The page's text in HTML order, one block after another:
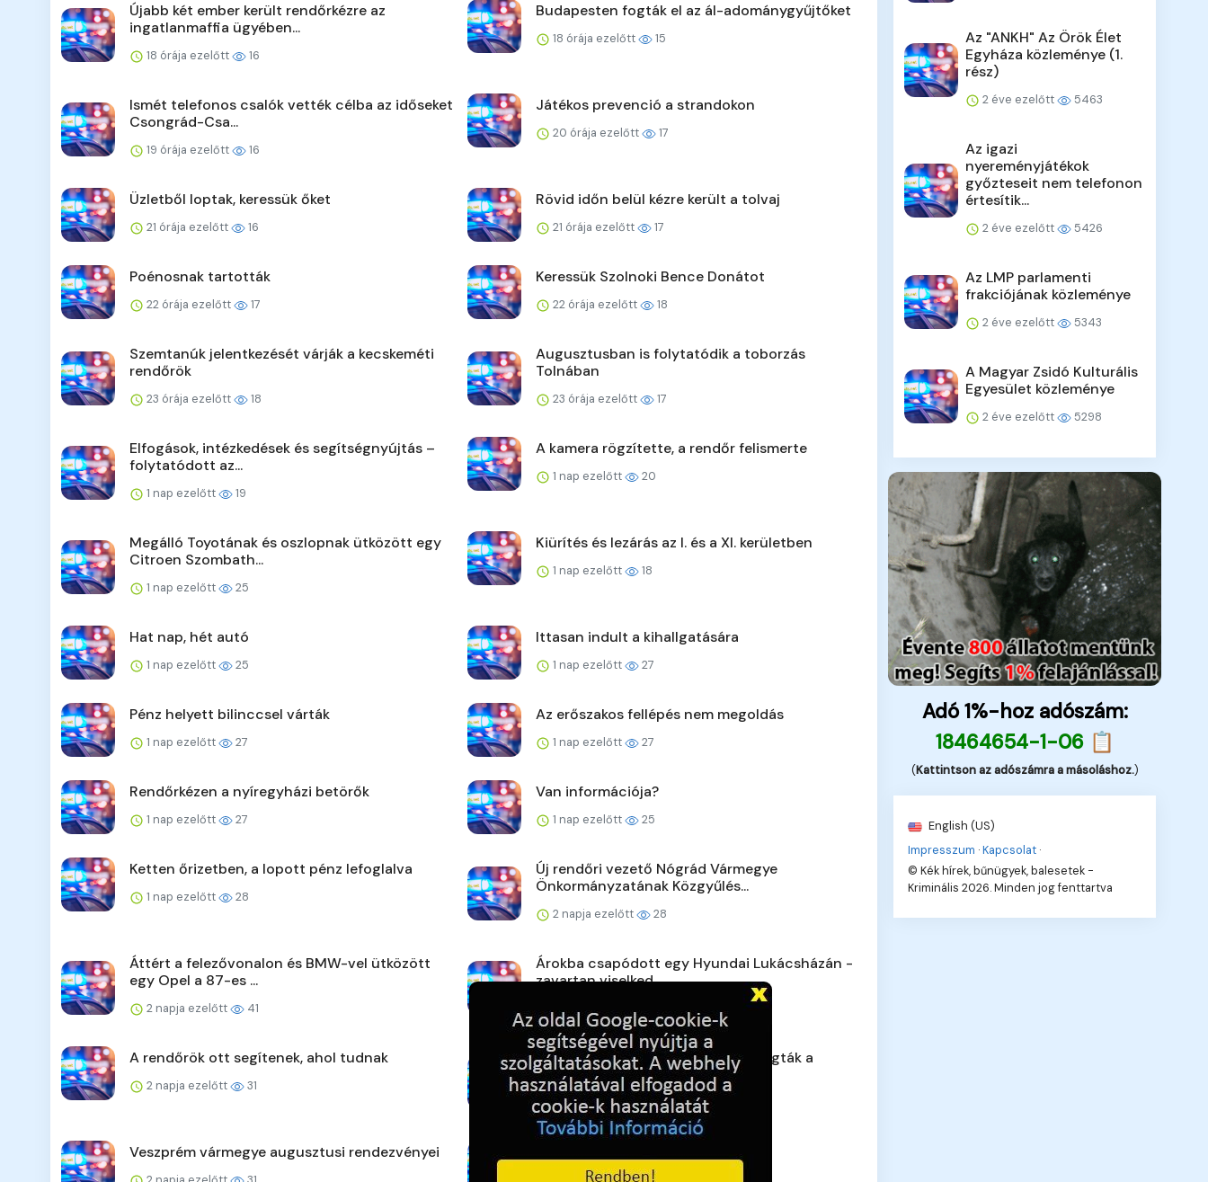
Újabb két ember került rendőrkézre az
ingatlanmaffia ügyében...
18 órája ezelőtt 16
Budapesten fogták el az ál-adománygyűjtőket
18 órája ezelőtt 15
Ismét telefonos csalók vették célba az időseket
Csongrád-Csa...
19 órája ezelőtt 16
Játékos prevenció a strandokon
20 órája ezelőtt 17
Üzletből loptak, keressük őket
21 órája ezelőtt 16
Rövid időn belül kézre került a tolvaj
21 órája ezelőtt 17
Poénosnak tartották
22 órája ezelőtt 17
Keressük Szolnoki Bence Donátot
22 órája ezelőtt 18
Szemtanúk jelentkezését várják a kecskeméti
rendőrök
23 órája ezelőtt 18
Augusztusban is folytatódik a toborzás
Tolnában
23 órája ezelőtt 17
Elfogások, intézkedések és segítségnyújtás –
folytatódott az...
1 nap ezelőtt 19
A kamera rögzítette, a rendőr felismerte
1 nap ezelőtt 20
Megálló Toyotának és oszlopnak ütközött egy
Citroen Szombath...
1 nap ezelőtt 25
Kiürítés és lezárás az I. és a XI. kerületben
1 nap ezelőtt 18
Hat nap, hét autó
1 nap ezelőtt 25
Ittasan indult a kihallgatására
1 nap ezelőtt 27
Pénz helyett bilinccsel várták
1 nap ezelőtt 27
Az erőszakos fellépés nem megoldás
1 nap ezelőtt 27
Rendőrkézen a nyíregyházi betörők
1 nap ezelőtt 27
Van információja?
1 nap ezelőtt 25
Ketten őrizetben, a lopott pénz lefoglalva
1 nap ezelőtt 28
Új rendőri vezető Nógrád Vármegye
Önkormányzatának Közgyűlés...
2 napja ezelőtt 28
Áttért a felezővonalon és BMW-vel ütközött
egy Opel a 87-es ...
2 napja ezelőtt 41
Árokba csapódott egy Hyundai Lukácsházán -
zavartan viselked...
2 napja ezelőtt
A rendőrök ott segítenek, ahol tudnak
2 napja ezelőtt 31
Eltakarította a telefonokat, de elfogták a
rendőrök
2 napja ezelőtt 32
Veszprém vármegye augusztusi rendezvényei
Az "ANKH" Az Örök Élet
Egyháza közleménye (1.
rész)
2 éve ezelőtt 5463
Az igazi
nyereményjátékok
győzteseit nem telefonon
értesítik...
2 éve ezelőtt 5426
Az LMP parlamenti
frakciójának közleménye
2 éve ezelőtt 5343
A Magyar Zsidó Kulturális
Egyesület közleménye
2 éve ezelőtt 5298
Adó 1%-hoz adószám:
18464654-1-06 📋
(Kattintson az adószámra a másoláshoz.)
English (US)
Impresszum ·Kapcsolat ·
© Kék hírek, bűnügyek, balesetek -
Kriminális 2026. Minden jog fenttartva